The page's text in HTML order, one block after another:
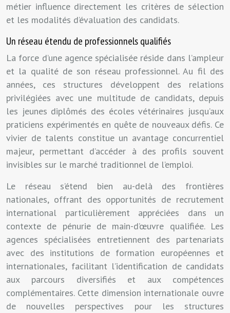
métier influence directement les critères de sélection
et les modalités d’évaluation des candidats.
Un réseau étendu de professionnels qualifiés
La force d’une agence spécialisée réside dans l’ampleur
et la qualité de son réseau professionnel. Au fil des
années, ces structures développent des relations
privilégiées avec une multitude de candidats, depuis
les jeunes diplômés des écoles vétérinaires jusqu’aux
praticiens expérimentés en quête de nouveaux défis. Ce
vivier de talents constitue un avantage concurrentiel
majeur, permettant d’accéder à des profils souvent
invisibles sur le marché traditionnel de l’emploi.
Le réseau s’étend bien au-delà des frontières
nationales, offrant des opportunités de recrutement
international particulièrement appréciées dans un
contexte de pénurie de main-d’œuvre qualifiée. Les
agences spécialisées entretiennent des partenariats
avec des institutions de formation européennes et
internationales, facilitant l’identification de candidats
aux parcours diversifiés et aux compétences
complémentaires. Cette dimension internationale ouvre
de nouvelles perspectives pour les structures